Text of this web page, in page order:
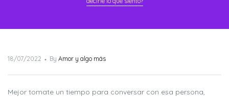
Posted
18/07/2022 By Amor y algo más
Mejor tomate un tiempo para conversar con esa persona,